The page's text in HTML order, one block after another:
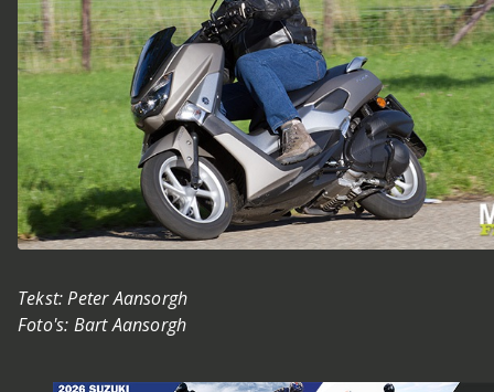
Tekst: Peter Aansorgh
Foto's: Bart Aansorgh